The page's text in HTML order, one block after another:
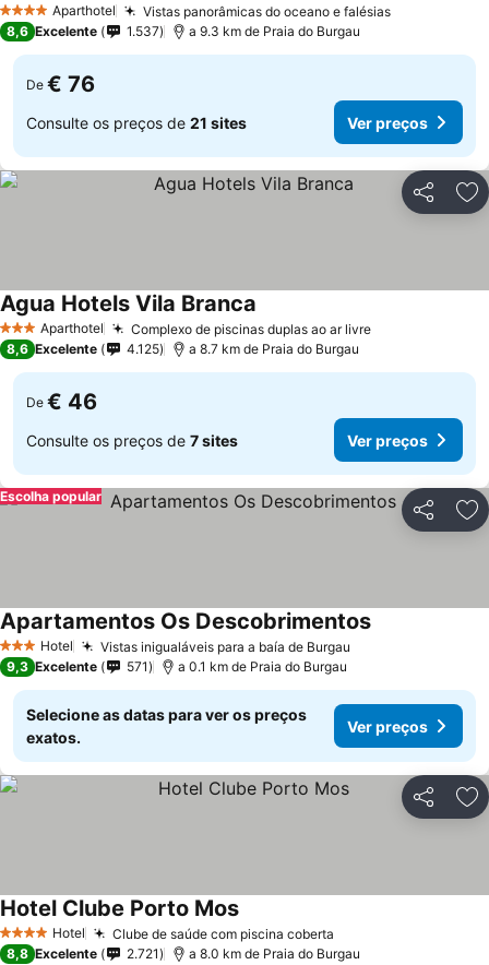
4 EstrelasAparthotel Vistas panorâmicas do oceano e falésias
8,6 Excelente 1.537 a 9.3 km de Praia do Burgau
De € 76
Consulte os preços de 21 sites Ver preços
Partilhar
3 EstrelasAparthotel Complexo de piscinas duplas ao ar livre
Agua Hotels Vila Branca
8,6 Excelente 4.125 a 8.7 km de Praia do Burgau
De € 46
Consulte os preços de 7 sites Ver preços
Partilhar
Escolha popular
3 EstrelasHotel Vistas inigualáveis para a baía de Burgau
Apartamentos Os Descobrimentos
9,3 Excelente 571 a 0.1 km de Praia do Burgau
Selecione as datas para ver os preços
exatos.
Ver preços
Partilhar
4 EstrelasHotel Clube de saúde com piscina coberta
Hotel Clube Porto Mos
8,8 Excelente 2.721 a 8.0 km de Praia do Burgau